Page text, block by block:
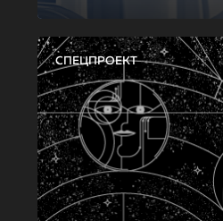
СПЕЦПРОЕКТ